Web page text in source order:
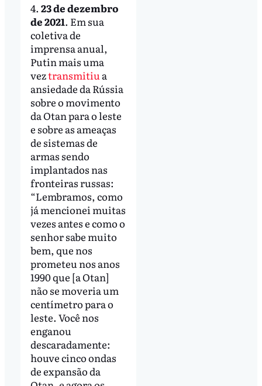
4. 23 de dezembro
de 2021. Em sua
coletiva de
imprensa anual,
Putin mais uma
veztransmitiua
ansiedade da Rússia
sobre o movimento
da Otan para o leste
e sobre as ameaças
de sistemas de
armas sendo
implantados nas
fronteiras russas:
“Lembramos, como
já mencionei muitas
vezes antes e como o
senhor sabe muito
bem, que nos
prometeu nos anos
1990 que [a Otan]
não se moveria um
centímetro para o
leste. Você nos
enganou
descaradamente:
houve cinco ondas
de expansão da